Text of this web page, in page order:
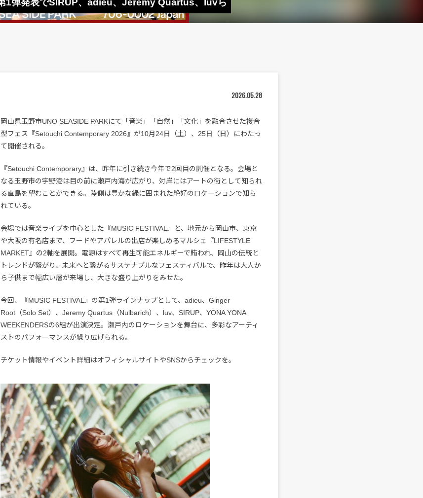
弾発表でSIRUP、adieu、Jeremy Quartus、luvら
2026.05.28
岡山県玉野市UNO SEASIDE PARKにて「音楽」「自然」「文化」を融合させた複合
型フェス『Setouchi Contemporary 2026』が10月24日（土）、25日（日）にわたっ
て開催される。
『Setouchi Contemporary』は、昨年に引き続き今年で2回目の開催となる。会場と
なる玉野市の宇野港は目の前に瀬戸内海が広がり、対岸にはアートの街として知られ
る直島を望むことができる。陸側は豊かな緑に囲まれた絶好のロケーションで知ら
れている。
会場では音楽ライブを中心とした『MUSIC FESTIVAL』と、地元から岡山市、東京
や大阪の有名店まで、フードやアパレルの出店が楽しめるマルシェ『LIFESTYLE
MARKET』の2軸を展開。電源はすべて再生可能エネルギーで賄われ、岡山の伝統と
トレンドが繋がり、未来へと繋がるサステナブルなフェスティバルで、昨年は大人か
ら子供まで幅広い層が来場し、大きな盛り上がりをみせた。
今回、『MUSIC FESTIVAL』の第1弾ラインナップとして、adieu、Ginger
Root（Solo Set）、Jeremy Quartus（Nulbarich）、luv、SIRUP、YONA YONA
WEEKENDERSの6組が出演決定。瀬戸内のロケーションを舞台に、多彩なアーティ
ストのパフォーマンスが繰り広げられる。
チケット情報やイベント詳細はオフィシャルサイトやSNSからチェックを。